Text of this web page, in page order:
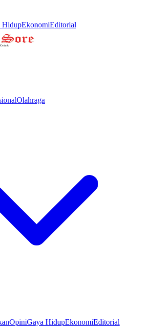
HidupEkonomiEditorial
Olahraga
OpiniGaya HidupEkonomiEditorial